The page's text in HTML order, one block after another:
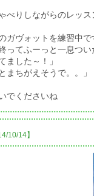
べりしながらのレッス
ガヴォットを練習中で
ってふーっと一息つい
ました～！」
まちがえそうで。。」
でくださいね
10/14】